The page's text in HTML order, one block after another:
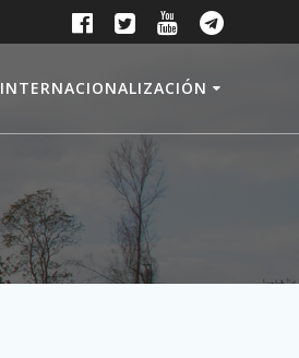
INTERNACIONALIZACIÓN